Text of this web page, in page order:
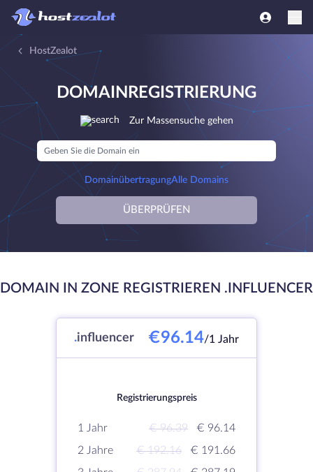
HostZealot
DOMAINREGISTRIERUNG
Zur Massensuche gehen
DomainübertragungAlle Domains
ÜBERPRÜFEN
DOMAIN IN ZONE REGISTRIEREN .INFLUENCER
.influencer €96.14/1 Jahr
Registrierungspreis
1 Jahr € 96.39
€ 96.14
2 Jahre
€ 192.16
€ 191.66